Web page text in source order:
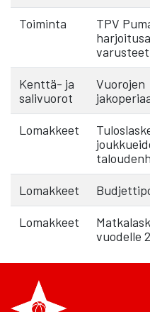
Toiminta
TPV
varusteet
Kenttä- ja
salivuorot
Vuorojen
Lomakkeet
Lomakkeet
Lomakkeet
vuodelle